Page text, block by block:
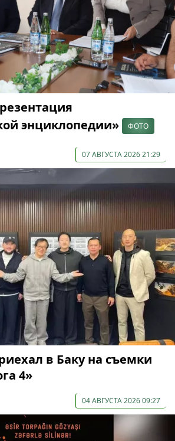
энциклопедии»
ФОТО
07 АВГУСТА 2026 21:29
в Баку на съемки
4»
04 АВГУСТА 2026 09:27